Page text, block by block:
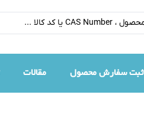
ثبت سفارش محصول مقالات